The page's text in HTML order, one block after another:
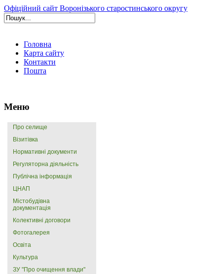
Офіційний сайт Воронізького старостинського округу
Головна
Карта сайту
Контакти
Пошта
Меню
Про селище
Візитівка
Нормативні документи
Регуляторна діяльність
Публічна інформація
ЦНАП
Містобудівна
документація
Колективні договори
Фотогалерея
Освіта
Культура
ЗУ "Про очищення влади"